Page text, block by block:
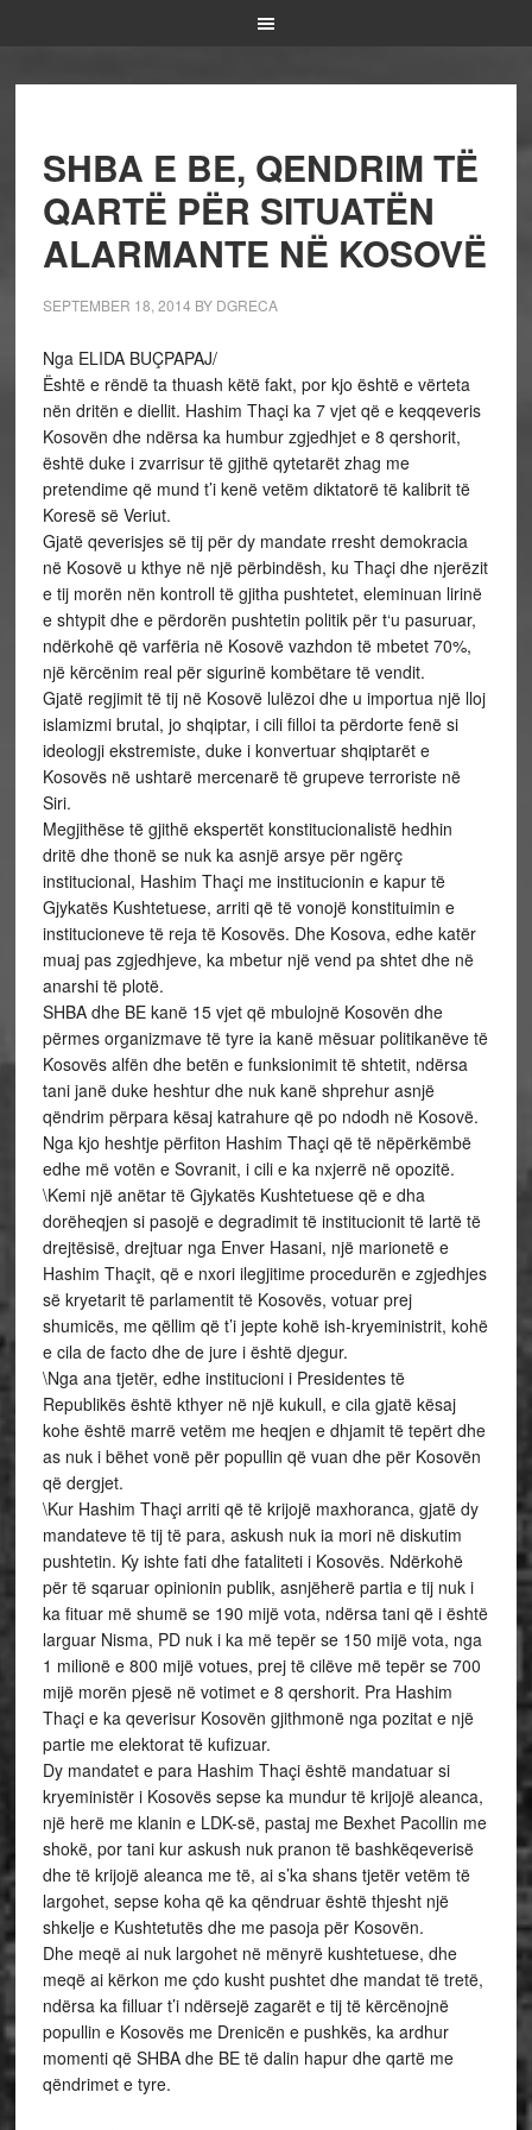
SHBA E BE, QENDRIM TË
QARTË PËR SITUATËN
ALARMANTE NË KOSOVË
SEPTEMBER 18, 2014 BY DGRECA
Nga ELIDA BUÇPAPAJ/
Është e rëndë ta thuash këtë fakt, por kjo është e vërteta
nën dritën e diellit. Hashim Thaçi ka 7 vjet që e keqqeveris
Kosovën dhe ndërsa ka humbur zgjedhjet e 8 qershorit,
është duke i zvarrisur të gjithë qytetarët zhag me
pretendime që mund t’i kenë vetëm diktatorë të kalibrit të
Koresë së Veriut.
Gjatë qeverisjes së tij për dy mandate rresht demokracia
në Kosovë u kthye në një përbindësh, ku Thaçi dhe njerëzit
e tij morën nën kontroll të gjitha pushtetet, eleminuan lirinë
e shtypit dhe e përdorën pushtetin politik për t‘u pasuruar,
ndërkohë që varfëria në Kosovë vazhdon të mbetet 70%,
një kërcënim real për sigurinë kombëtare të vendit.
Gjatë regjimit të tij në Kosovë lulëzoi dhe u importua një lloj
islamizmi brutal, jo shqiptar, i cili filloi ta përdorte fenë si
ideologji ekstremiste, duke i konvertuar shqiptarët e
Kosovës në ushtarë mercenarë të grupeve terroriste në
Siri.
Megjithëse të gjithë ekspertët konstitucionalistë hedhin
dritë dhe thonë se nuk ka asnjë arsye për ngërç
institucional, Hashim Thaçi me institucionin e kapur të
Gjykatës Kushtetuese, arriti që të vonojë konstituimin e
institucioneve të reja të Kosovës. Dhe Kosova, edhe katër
muaj pas zgjedhjeve, ka mbetur një vend pa shtet dhe në
anarshi të plotë.
SHBA dhe BE kanë 15 vjet që mbulojnë Kosovën dhe
përmes organizmave të tyre ia kanë mësuar politikanëve të
Kosovës alfën dhe betën e funksionimit të shtetit, ndërsa
tani janë duke heshtur dhe nuk kanë shprehur asnjë
qëndrim përpara kësaj katrahure që po ndodh në Kosovë.
Nga kjo heshtje përfiton Hashim Thaçi që të nëpërkëmbë
edhe më votën e Sovranit, i cili e ka nxjerrë në opozitë.
\Kemi një anëtar të Gjykatës Kushtetuese që e dha
dorëheqjen si pasojë e degradimit të institucionit të lartë të
drejtësisë, drejtuar nga Enver Hasani, një marionetë e
Hashim Thaçit, që e nxori ilegjitime procedurën e zgjedhjes
së kryetarit të parlamentit të Kosovës, votuar prej
shumicës, me qëllim që t’i jepte kohë ish-kryeministrit, kohë
e cila de facto dhe de jure i është djegur.
\Nga ana tjetër, edhe institucioni i Presidentes të
Republikës është kthyer në një kukull, e cila gjatë kësaj
kohe është marrë vetëm me heqjen e dhjamit të tepërt dhe
as nuk i bëhet vonë për popullin që vuan dhe për Kosovën
që dergjet.
\Kur Hashim Thaçi arriti që të krijojë maxhoranca, gjatë dy
mandateve të tij të para, askush nuk ia mori në diskutim
pushtetin. Ky ishte fati dhe fataliteti i Kosovës. Ndërkohë
për të sqaruar opinionin publik, asnjëherë partia e tij nuk i
ka fituar më shumë se 190 mijë vota, ndërsa tani që i është
larguar Nisma, PD nuk i ka më tepër se 150 mijë vota, nga
1 milionë e 800 mijë votues, prej të cilëve më tepër se 700
mijë morën pjesë në votimet e 8 qershorit. Pra Hashim
Thaçi e ka qeverisur Kosovën gjithmonë nga pozitat e një
partie me elektorat të kufizuar.
Dy mandatet e para Hashim Thaçi është mandatuar si
kryeministër i Kosovës sepse ka mundur të krijojë aleanca,
një herë me klanin e LDK-së, pastaj me Bexhet Pacollin me
shokë, por tani kur askush nuk pranon të bashkëqeverisë
dhe të krijojë aleanca me të, ai s’ka shans tjetër vetëm të
largohet, sepse koha që ka qëndruar është thjesht një
shkelje e Kushtetutës dhe me pasoja për Kosovën.
Dhe meqë ai nuk largohet në mënyrë kushtetuese, dhe
meqë ai kërkon me çdo kusht pushtet dhe mandat të tretë,
ndërsa ka filluar t’i ndërsejë zagarët e tij të kërcënojnë
popullin e Kosovës me Drenicën e pushkës, ka ardhur
momenti që SHBA dhe BE të dalin hapur dhe qartë me
qëndrimet e tyre.